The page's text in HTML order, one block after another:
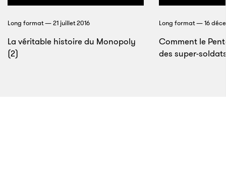
mis fin à un chapitre très sombre de l’histoire
italienne», dit-il.
Long format — 21 juillet 2016
La véritable histoire du Monopoly
(2)
Long format — 16
Comment le
des super-